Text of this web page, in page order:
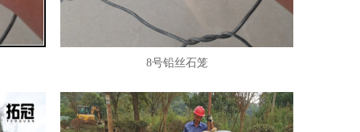
8号铅丝石笼